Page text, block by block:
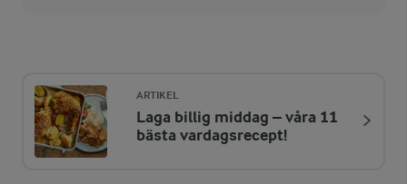
ENERGIDISTRIBUTION %
NÄRINGSVÄRDEN PER PORT
ARTIKEL
Laga billig middag – våra 11
bästa vardagsrecept!